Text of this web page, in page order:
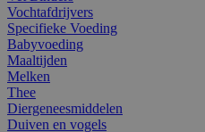
Vochtafdrijvers
Specifieke Voeding
Babyvoeding
Maaltijden
Melken
Thee
Diergeneesmiddelen
Duiven en vogels